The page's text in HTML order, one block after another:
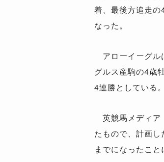
着、最後方追走の
なった。
アローイーグル
グルス産駒の4歳
4連勝としている。
英競馬メディア
たもので、計画
までになったこ